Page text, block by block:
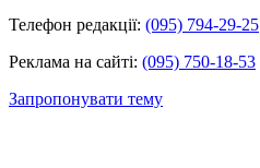
Телефон редакції: (095) 794-29-25
Реклама на сайті: (095) 750-18-53
Запропонувати тему